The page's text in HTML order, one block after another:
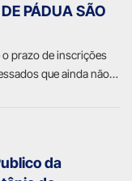
PÁDUA SÃO
o prazo de inscrições
que ainda não…
da